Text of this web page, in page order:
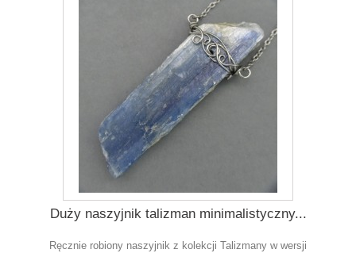
Duży naszyjnik talizman minimalistyczny...
Ręcznie robiony naszyjnik z kolekcji Talizmany w wersji